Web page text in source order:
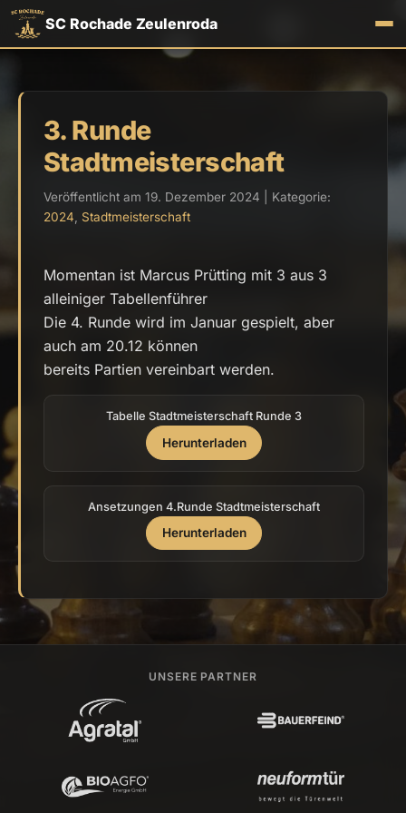
SC Rochade Zeulenroda
3. Runde
Stadtmeisterschaft
Veröffentlicht am 19. Dezember 2024 | Kategorie:
2024
Stadtmeisterschaft
Momentan ist Marcus Prütting mit 3 aus 3
alleiniger Tabellenführer
Die 4. Runde wird im Januar gespielt, aber
auch am 20.12 können
bereits Partien vereinbart werden.
Tabelle Stadtmeisterschaft Runde 3
Herunterladen
Ansetzungen 4.Runde Stadtmeisterschaft
Herunterladen
UNSERE PARTNER